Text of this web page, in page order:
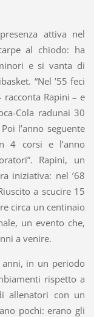
attiva nel
al chiodo: ha
e si vanta di
“Nel ’55 feci
Rapini – e
Cola radunai 30
l’anno seguente
4 corsi e l’anno
Rapini, un
iniziativa: nel ’68
a scucire 15
circa un centinaio
un evento che,
a venire.
anni, in un periodo
rispetto a
allenatori con un
pochi: erano gli